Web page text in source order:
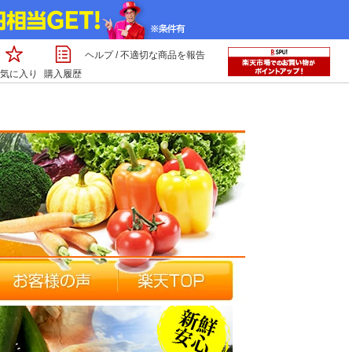
に入り 購入履歴
ヘルプ/不適切な商品を報告